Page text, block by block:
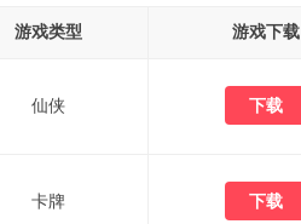
游戏类型 游戏下载
仙侠 下载
卡牌 下载